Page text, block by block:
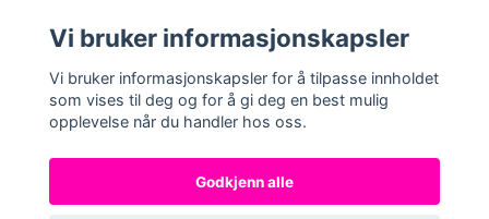
Sosiale medier
Vi bruker informasjonskapsler
Vi bruker informasjonskapsler for å tilpasse innholdet
som vises til deg og for å gi deg en best mulig
opplevelse når du handler hos oss.
Godkjenn alle